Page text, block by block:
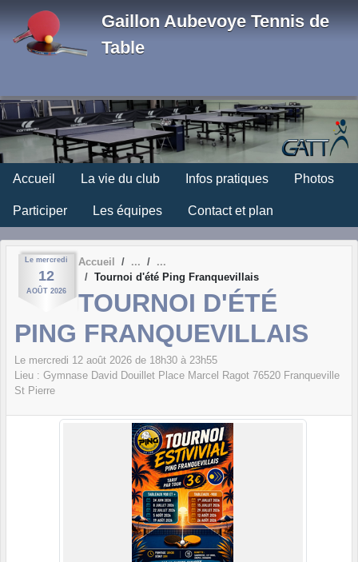
Gaillon Aubevoye Tennis de
Table
Accueil La vie du club Infos pratiques Photos
Participer Les équipes Contact et plan
Le mercredi
12
AOÛT 2026
Accueil
Tournoi d'été Ping Franquevillais
TOURNOI D'ÉTÉ
PING FRANQUEVILLAIS
Le mercredi 12 août 2026 de 18h30 à 23h55
Lieu : Gymnase David Douillet Place Marcel Ragot 76520 Franqueville
St Pierre
Panneau de gestion des cookies